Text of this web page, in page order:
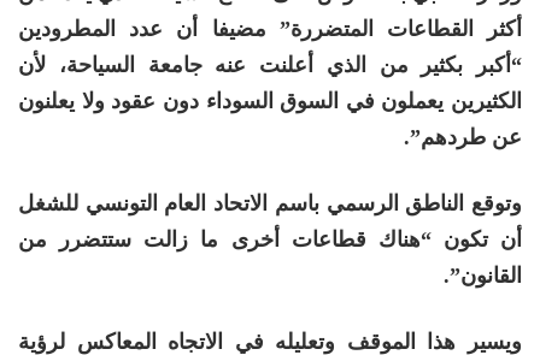
أكثر القطاعات المتضررة” مضيفا أن عدد المطرودين
“أكبر بكثير من الذي أعلنت عنه جامعة السياحة، لأن
الكثيرين يعملون في السوق السوداء دون عقود ولا يعلنون
عن طردهم”.
وتوقع الناطق الرسمي باسم الاتحاد العام التونسي للشغل
أن تكون “هناك قطاعات أخرى ما زالت ستتضرر من
القانون”.
ويسير هذا الموقف وتعليله في الاتجاه المعاكس لرؤية